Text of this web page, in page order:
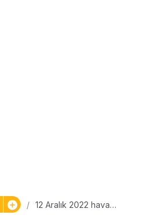
12 Aralık 2022 hava